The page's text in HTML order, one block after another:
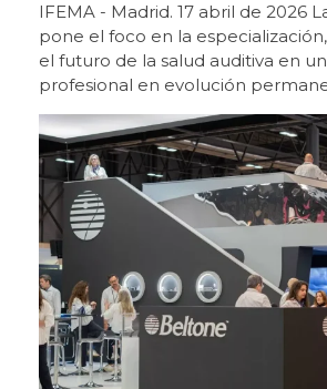
IFEMA - Madrid. 17 abril de 2026
pone el foco en la
el futuro de la salud auditiva en
profesional en evolución permanente.
marca de Grupo GN, ha reforzado
posicionamiento en ExpoÓptica
de los principales impulsores de
dentro del entorno óptico, en un
para la evolución del sector. La feria, celebrada
en IFEMA Madrid, ha vuelto a
de 2026, a un perfil de visitante
evidenciado el creciente
audiología como línea estratégica
ópticas. Una propuesta experiencial para un
mercado en transformación El
ha destacado por su